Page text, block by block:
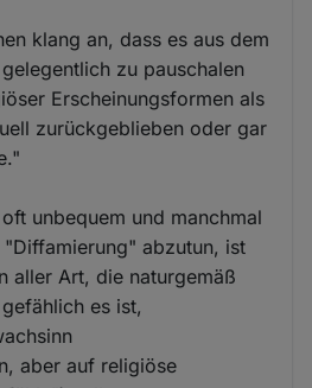
klang an, dass es aus dem
zu pauschalen
Erscheinungsformen als
zurückgeblieben oder gar
unbequem und manchmal
abzutun, ist
aller Art, die naturgemäß
es ist,
aber auf religiöse